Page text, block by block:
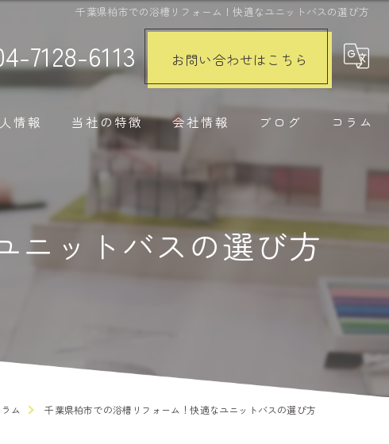
千葉県柏市での浴槽リフォーム！快適なユニットバスの選び方
7128-6113 お問い合わせはこちら
情報 当社の特徴
リノベーション
水回り
会社情報 ブログ コラム
ニットバスの選び方
ラム 千葉県柏市での浴槽リフォーム！快適なユニットバスの選び方